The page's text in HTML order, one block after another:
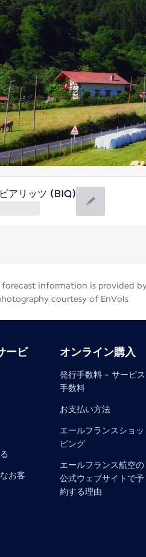
アリッツ (BIQ)
forecast information is provided
courtesy of EnVols
ービ
お客
オンライン購入
発行手数料 - サービス
手数料
お支払い方法
エールフランスショッ
ピング
エールフランス航空の
公式ウェブサイトで予
約する理由